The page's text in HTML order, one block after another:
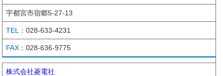
宇都宮市宿郷5-27-13
028-633-4231
028-636-9775
株式会社菱電社